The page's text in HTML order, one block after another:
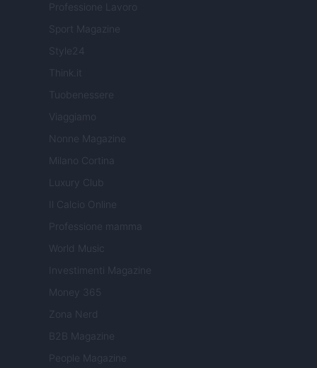
Professione Lavoro
Sport Magazine
Style24
Think.it
Tuobenessere
Viaggiamo
Nonne Magazine
Milano Cortina
Luxury Club
Il Calcio Online
Professione mamma
World Music
Investimenti Magazine
Money 365
Zona Nerd
B2B Magazine
People Magazine